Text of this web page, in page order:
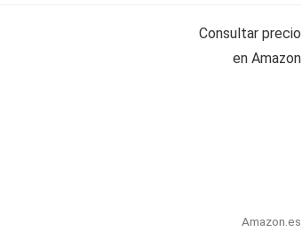
Consultar precio
en Amazon
Amazon.es